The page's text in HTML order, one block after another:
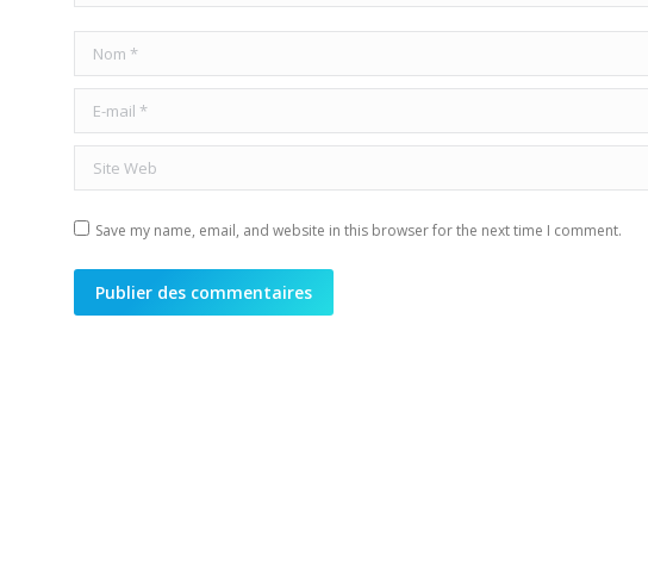
Nom *
E-mail *
Site Web
Save my name, email, and website in this browser for the next time I comment.
Publier des commentaires